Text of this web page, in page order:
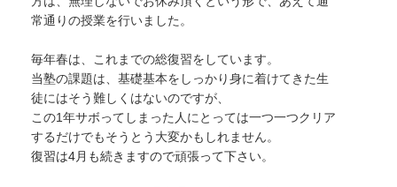
常通りの授業を行いました。
毎年春は、これまでの総復習をしています。
当塾の課題は、基礎基本をしっかり身に着けてきた生
徒にはそう難しくはないのですが、
この1年サボってしまった人にとっては一つ一つクリア
するだけでもそうとう大変かもしれません。
復習は4月も続きますので頑張って下さい。